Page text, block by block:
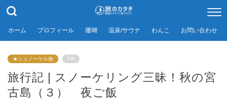
ホーム プロフィール 珊瑚 温泉/サウナ わんこ お問い合わせ
★シュノーケル旅 PR
旅行記 | スノーケリング三昧！秋の宮
古島（３） 夜ご飯